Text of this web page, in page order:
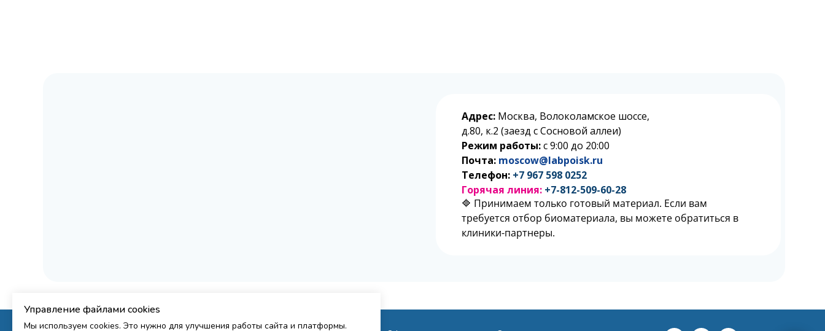
🔷 Принимаем только готовый материал. Если вам
требуется отбор биоматериала, вы можете обратиться в
клиники-партнеры.
Адрес: Москва, Волоколамское шоссе,
д.80, к.2 (заезд с Сосновой аллеи)
Режим работы:с 9:00 до 20:00
Почта: moscow@labpoisk.ru
Телефон: +7 967 598 0252
Горячая линия: +7-812-509-60-28
Управление файлами cookies
Мы используем cookies. Это нужно для улучшения работы сайта и платформы.